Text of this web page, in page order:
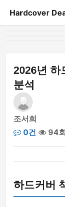
Hardcover
2026년 하
분석
조서희
0건
94회
하드커버